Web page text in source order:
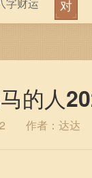
对
的人
作者：达达